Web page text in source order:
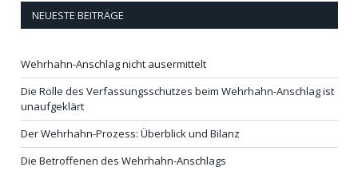
NEUESTE BEITRÄGE
Wehrhahn-Anschlag nicht ausermittelt
Die Rolle des Verfassungsschutzes beim Wehrhahn-Anschlag ist
unaufgeklärt
Der Wehrhahn-Prozess: Überblick und Bilanz
Die Betroffenen des Wehrhahn-Anschlags